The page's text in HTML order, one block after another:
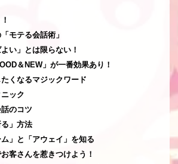
モテる会話術」
い」とは限らない！
＆NEW」が一番効果あり！
くなるマジックワード
ック
のコツ
」方法
」と「アウェイ」を知る
客さんを惹きつけよう！